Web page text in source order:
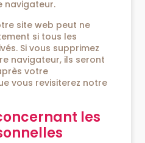
navigateur.
site web peut ne
si tous les
Si vous supprimez
navigateur, ils seront
votre
vous revisiterez notre
les